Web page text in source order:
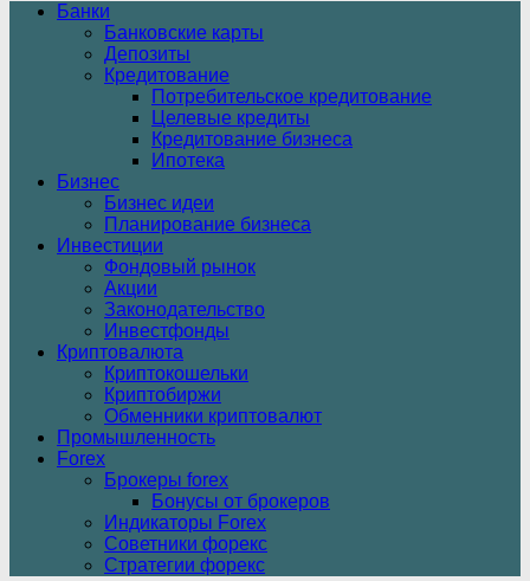
Банки
Банковские карты
Депозиты
Кредитование
Потребительское кредитование
Целевые кредиты
Кредитование бизнеса
Ипотека
Бизнес
Бизнес идеи
Планирование бизнеса
Инвестиции
Фондовый рынок
Акции
Законодательство
Инвестфонды
Криптовалюта
Криптокошельки
Криптобиржи
Обменники криптовалют
Промышленность
Forex
Брокеры forex
Бонусы от брокеров
Индикаторы Forex
Советники форекс
Стратегии форекс